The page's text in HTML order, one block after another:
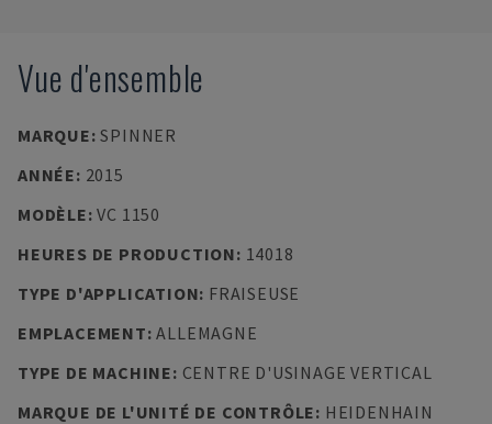
Vue d'ensemble
MARQUE:SPINNER
ANNÉE: 2015
MODÈLE:VC 1150
HEURES DE PRODUCTION: 14018
TYPE D'APPLICATION: FRAISEUSE
EMPLACEMENT:ALLEMAGNE
TYPE DE MACHINE: CENTRE D'USINAGE VERTICAL
MARQUE DE L'UNITÉ DE CONTRÔLE: HEIDENHAIN